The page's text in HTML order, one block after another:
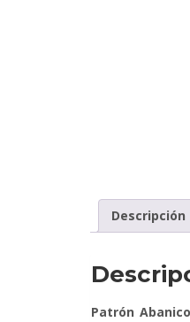
Descripción
Patrón